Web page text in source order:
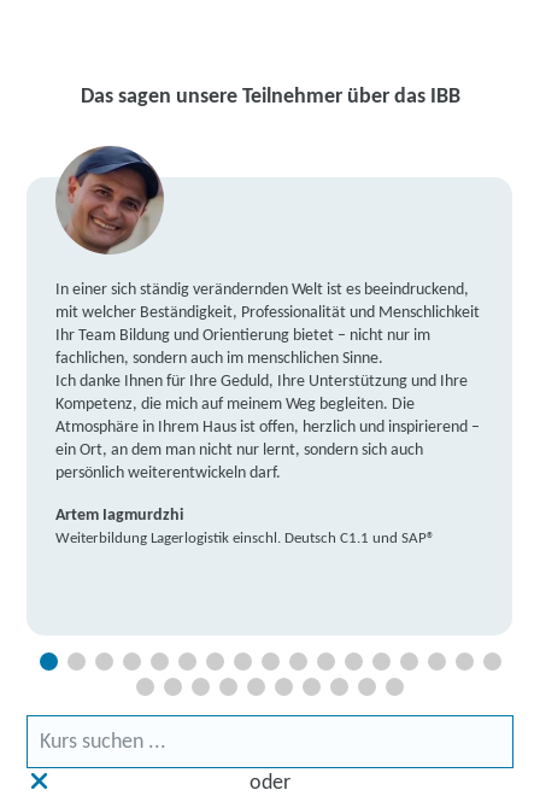
Das sagen unsere Teilnehmer über das IBB
In einer sich ständig verändernden Welt ist es beeindruckend,
mit welcher Beständigkeit, Professionalität und Menschlichkeit
Ihr Team Bildung und Orientierung bietet – nicht nur im
fachlichen, sondern auch im menschlichen Sinne.
Ich danke Ihnen für Ihre Geduld, Ihre Unterstützung und Ihre
Kompetenz, die mich auf meinem Weg begleiten. Die
Atmosphäre in Ihrem Haus ist offen, herzlich und inspirierend –
ein Ort, an dem man nicht nur lernt, sondern sich auch
persönlich weiterentwickeln darf.
Artem Iagmurdzhi
Weiterbildung Lagerlogistik einschl. Deutsch C1.1 und SAP®
oder